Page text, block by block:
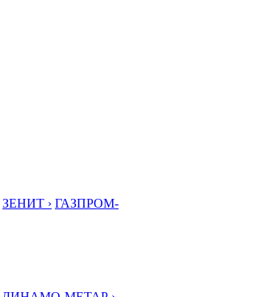
ЗЕНИТ › ГАЗПРОМ-